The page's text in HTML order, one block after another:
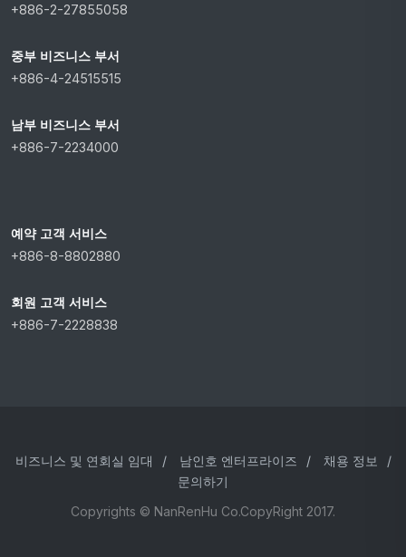
+886-2-27855058
중부 비즈니스 부서
+886-4-24515515
남부 비즈니스 부서
+886-7-2234000
예약 고객 서비스
+886-8-8802880
회원 고객 서비스
+886-7-2228838
비즈니스 및 연회실 임대 / 남인호 엔터프라이즈 / 채용 정보
/
문의하기
Copyrights © NanRenHu Co.CopyRight 2017.